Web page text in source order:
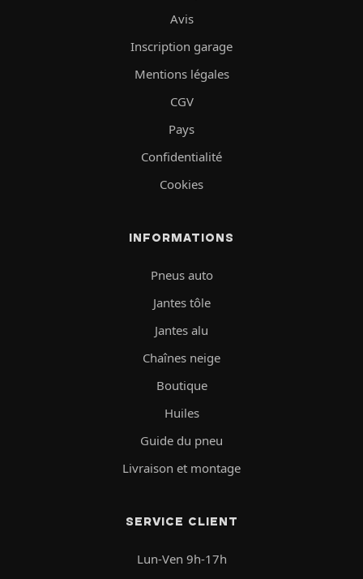
Avis
Inscription garage
Mentions légales
CGV
Pays
Confidentialité
Cookies
INFORMATIONS
Pneus auto
Jantes tôle
Jantes alu
Chaînes neige
Boutique
Huiles
Guide du pneu
Livraison et montage
SERVICE CLIENT
Lun-Ven 9h-17h